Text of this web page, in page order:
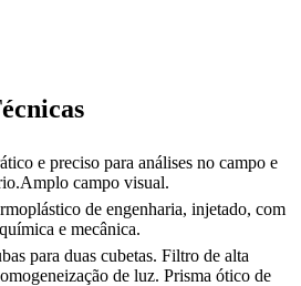
e preciso para análises no campo e
campo visual.
de engenharia, injetado, com
e mecânica.
para duas cubetas. Filtro de alta
de luz. Prisma ótico de